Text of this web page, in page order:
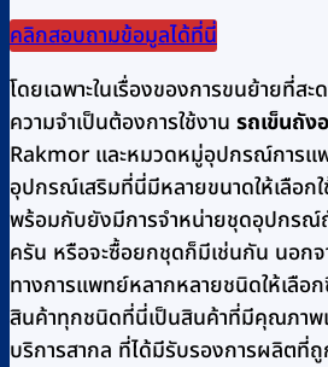
คลิกสอบถามข้อมูลได้ที่นี่
โดยเฉพาะในเรื่องของการขนย้ายที่ส
ความจำเป็นต้องการใช้งาน รถเข็นถัง
Rakmor และหมวดหมู่อุปกรณ์การแ
อุปกรณ์เสริมที่นี่มีหลายขนาดให้เลือก
พร้อมกับยังมีการจำหน่ายชุดอุปกรณ์
ครัน หรือจะซื้อยกชุดก็มีเช่นกัน นอ
ทางการแพทย์หลากหลายชนิดให้เลือ
สินค้าทุกชนิดที่นี่เป็นสินค้าที่มีคุณภาพ
บริการสากล ที่ได้มีรับรองการผลิตที่ถู